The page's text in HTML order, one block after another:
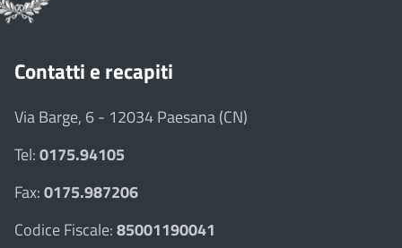
Contatti e recapiti
Via Barge, 6 - 12034 Paesana (CN)
Tel:0175.94105
Fax:0175.987206
Codice Fiscale:85001190041